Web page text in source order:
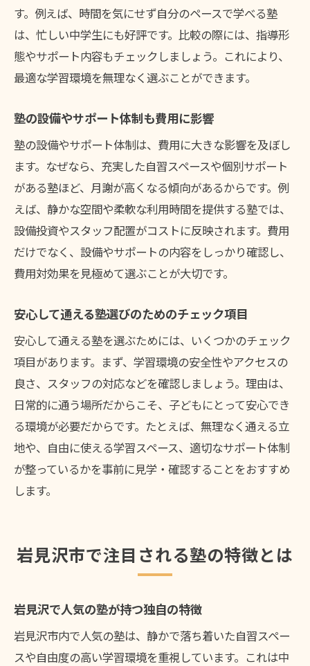
す。例えば、時間を気にせず自分のペースで学べる塾
は、忙しい中学生にも好評です。比較の際には、指導形
態やサポート内容もチェックしましょう。これにより、
最適な学習環境を無理なく選ぶことができます。
塾の設備やサポート体制も費用に影響
塾の設備やサポート体制は、費用に大きな影響を及ぼし
ます。なぜなら、充実した自習スペースや個別サポート
がある塾ほど、月謝が高くなる傾向があるからです。例
えば、静かな空間や柔軟な利用時間を提供する塾では、
設備投資やスタッフ配置がコストに反映されます。費用
だけでなく、設備やサポートの内容をしっかり確認し、
費用対効果を見極めて選ぶことが大切です。
安心して通える塾選びのためのチェック項目
安心して通える塾を選ぶためには、いくつかのチェック
項目があります。まず、学習環境の安全性やアクセスの
良さ、スタッフの対応などを確認しましょう。理由は、
日常的に通う場所だからこそ、子どもにとって安心でき
る環境が必要だからです。たとえば、無理なく通える立
地や、自由に使える学習スペース、適切なサポート体制
が整っているかを事前に見学・確認することをおすすめ
します。
岩見沢市で注目される塾の特徴とは
岩見沢で人気の塾が持つ独自の特徴
岩見沢市内で人気の塾は、静かで落ち着いた自習スペー
スや自由度の高い学習環境を重視しています。これは中